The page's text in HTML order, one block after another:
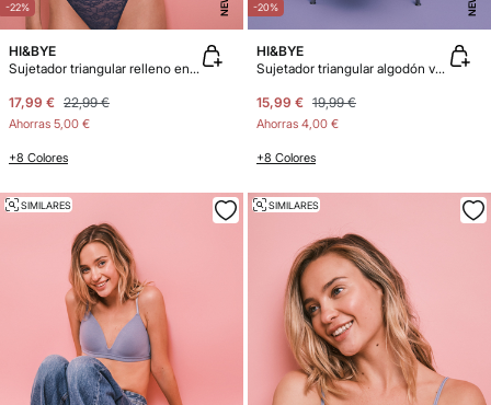
-22% NEW
HI&BYE
Sujetador triangular relleno encaje azul eléctrico
17,99 € 22,99 €
Ahorras 5,00 €
+8 Colores
-20% NEW
HI&BYE
Sujetador triangular algodón verde
15,99 € 19,99 €
Ahorras 4,00 €
+8 Colores
SIMILARES SIMILARES